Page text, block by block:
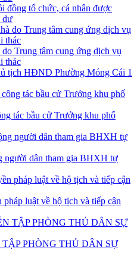
đồng tổ chức, cá nhân được
dư
Trung tâm cung ứng dịch vụ
thác
Phường Móng Cái 1
tác bầu cử Trưởng khu phố
người dân tham gia BHXH tự
luật về hộ tịch và tiếp cận
PHÒNG THỦ DÂN SỰ